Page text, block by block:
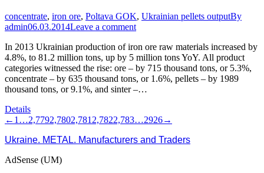
concentrate, iron ore, Poltava GOK, Ukrainian pellets outputBy
admin06.03.2014Leave a comment
In 2013 Ukrainian production of iron ore raw materials increased by
4.8%, to 81.2 million tons, up by 5 million tons YoY. All product
categories witnessed the rise: ore – by 715 thousand tons, or 5.3%,
concentrate – by 635 thousand tons, or 1.6%, pellets – by 1989
thousand tons, or 9.1%, and sinter –…
Details
← 1 …2,7792,7802,781 2,7822,783…2926→
Ukraine. METAL. Manufacturers and Traders
AdSense (UM)